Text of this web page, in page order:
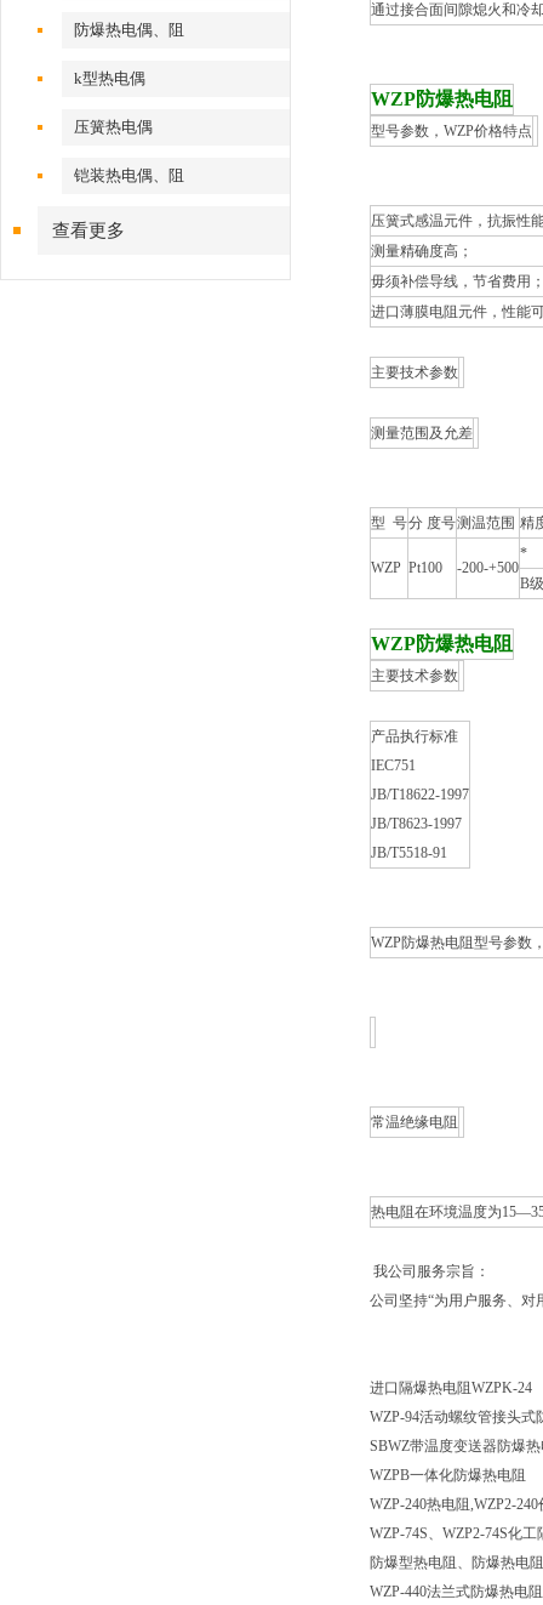
防爆热电偶、阻
k型热电偶
压簧热电偶
铠装热电偶、阻
查看更多
通过接合面间隙熄火和冷
WZP防爆热电阻
型号参数，WZP价格特点
压簧式感温元件，抗振性
测量精确度高；
毋须补偿导线，节省费用
进口薄膜电阻元件，性能
主要技术参数
测量范围及允差
型 号分 度号测温范围 精
WZP Pt100 -200-+500
*
B级
WZP防爆热电阻
主要技术参数
产品执行标准
IEC751
JB/T18622-1997
JB/T8623-1997
JB/T5518-91
WZP防爆热电阻型号参数
常温绝缘电阻
热电阻在环境温度为
我公司服务宗旨：
公司坚持“为用户服务、对
进口隔爆热电阻WZPK-24
WZP-94活动螺纹管接头式
SBWZ带温度变送器防爆
WZPB一体化防爆热电阻
WZP-240热电阻,WZP2-
WZP-74S、WZP2-74S化
防爆型热电阻、防爆热电
WZP-440法兰式防爆热电